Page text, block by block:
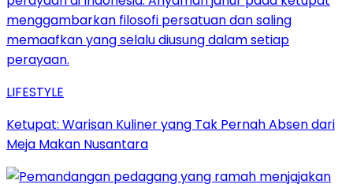
LIFESTYLE
Ketupat: Warisan Kuliner yang Tak Pernah Absen dari
Meja Makan Nusantara